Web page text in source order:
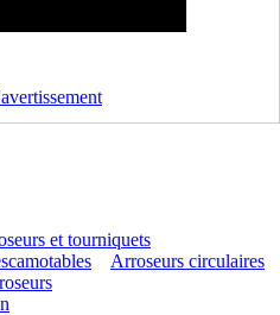
et tourniquets
Arroseurs circulaires